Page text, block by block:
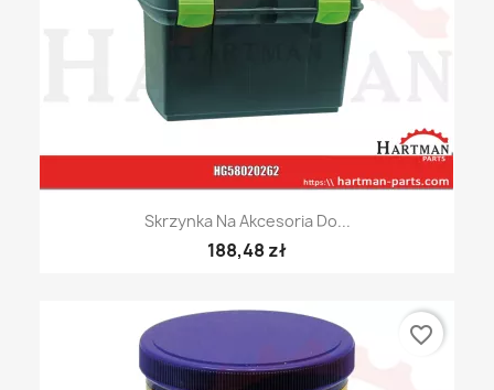
Skrzynka Na Akcesoria Do...
188,48 zł
favorite_border